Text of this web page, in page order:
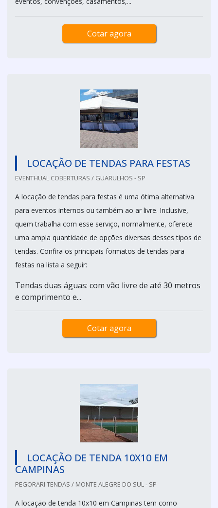
Cotar agora
LOCAÇÃO DE TENDAS PARA FESTAS
EVENTHUAL COBERTURAS / GUARULHOS - SP
A locação de tendas para festas é uma ótima alternativa
para eventos internos ou também ao ar livre. Inclusive,
quem trabalha com esse serviço, normalmente, oferece
uma ampla quantidade de opções diversas desses tipos de
tendas. Confira os principais formatos de tendas para
festas na lista a seguir:
Tendas duas águas: com vão livre de até 30 metros
e comprimento e...
Cotar agora
LOCAÇÃO DE TENDA 10X10 EM
CAMPINAS
PEGORARI TENDAS / MONTE ALEGRE DO SUL - SP
A locação de tenda 10x10 em Campinas tem como